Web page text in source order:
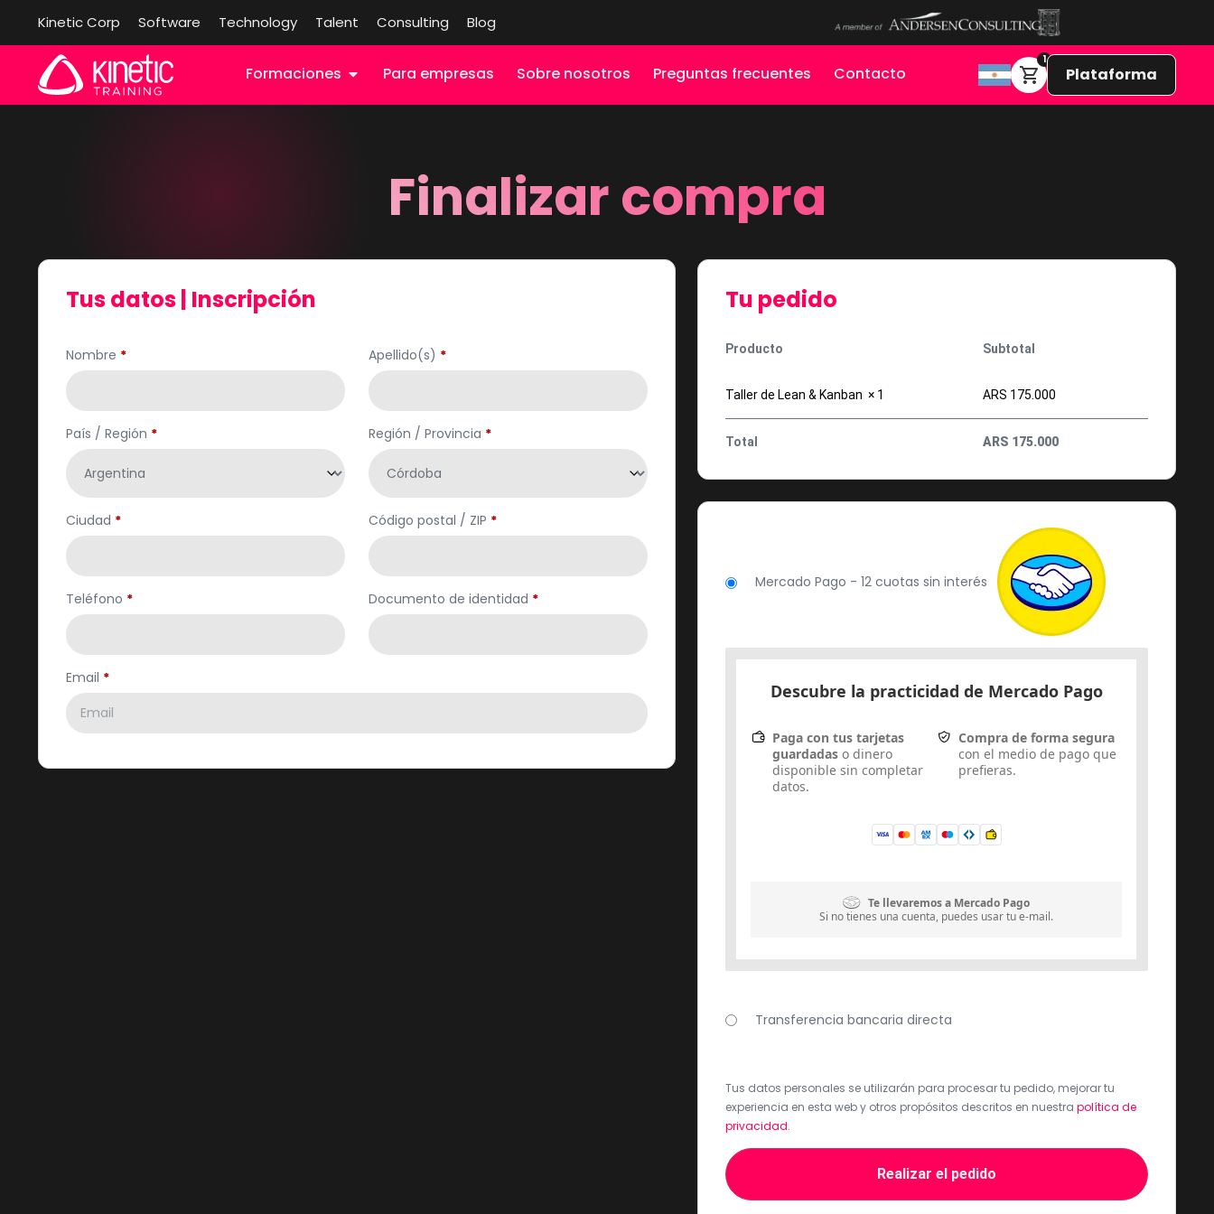
Kinetic Corp Software Technology Talent Consulting Blog
Formaciones Para empresas Sobre nosotros Preguntas frecuentes Contacto
1
Plataforma
Finalizar compra
Tus datos | Inscripción
Nombre * Apellido(s) *
País / Región * Región / Provincia *
Ciudad * Código postal / ZIP *
Teléfono * Documento de identidad *
Email *
Tu pedido
Producto Subtotal
Taller de Lean & Kanban × 1 ARS 175.000
Total ARS 175.000
Mercado Pago - 12 cuotas sin interés
Descubre la practicidad de Mercado Pago
Paga con tus tarjetas
guardadas o dinero
disponible sin completar
datos.
Compra de forma segura
con el medio de pago que
prefieras.
Te llevaremos a Mercado Pago
Si no tienes una cuenta, puedes usar tu e-mail.
Transferencia bancaria directa
Tus datos personales se utilizarán para procesar tu pedido, mejorar tu
experiencia en esta web y otros propósitos descritos en nuestra política de
privacidad.
Realizar el pedido